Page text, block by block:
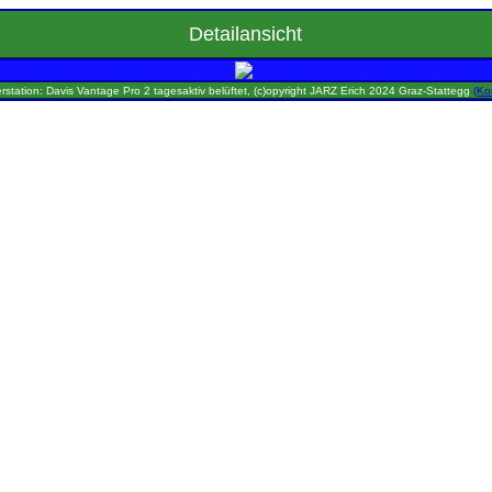
Detailansicht
Davis Vantage Pro 2 tagesaktiv belüftet, (c)opyright JARZ Erich 2024 Graz-Stattegg